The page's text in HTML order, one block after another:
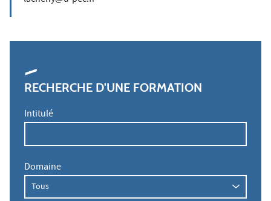
RECHERCHE D'UNE FORMATION
Intitulé
Domaine